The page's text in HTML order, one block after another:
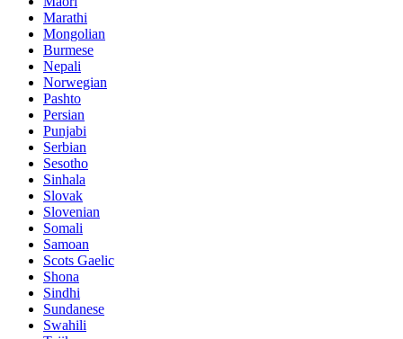
Marathi
Mongolian
Burmese
Nepali
Norwegian
Pashto
Persian
Punjabi
Serbian
Sesotho
Sinhala
Slovak
Slovenian
Somali
Samoan
Scots Gaelic
Shona
Sindhi
Sundanese
Swahili